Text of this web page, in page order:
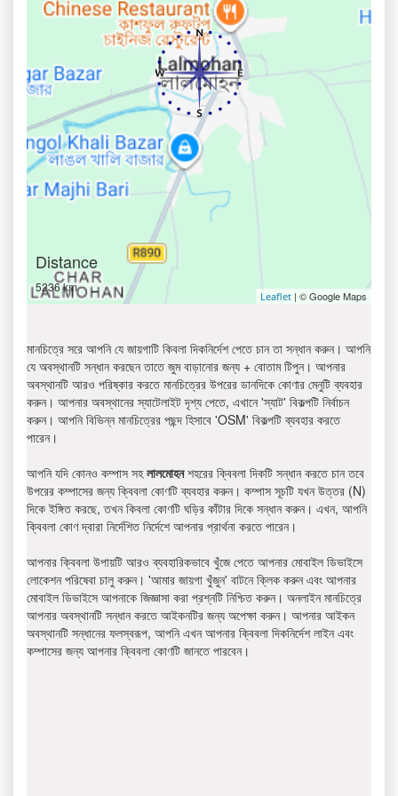
Distance
5236 km
Leaflet | © Google Maps
মানচিত্রে সরে আপনি যে জায়গাটি কিবলা দিকনির্দেশ পেতে চান তা সন্ধান করুন। আপনি
যে অবস্থানটি সন্ধান করছেন তাতে জুম বাড়ানোর জন্য + বোতাম টিপুন। আপনার
অবস্থানটি আরও পরিষ্কার করতে মানচিত্রের উপরের ডানদিকে কোণার মেনুটি ব্যবহার
করুন। আপনার অবস্থানের স্যাটেলাইট দৃশ্য পেতে, এখানে 'স্যাট' বিকল্পটি নির্বাচন
করুন। আপনি বিভিন্ন মানচিত্রের পছন্দ হিসাবে 'OSM' বিকল্পটি ব্যবহার করতে
পারেন।
আপনি যদি কোনও কম্পাস সহলালমোহনশহরের ক্বিবলা দিকটি সন্ধান করতে চান তবে
উপরের কম্পাসের জন্য ক্বিবলা কোণটি ব্যবহার করুন। কম্পাস সূচটি যখন উত্তর (N)
দিকে ইঙ্গিত করছে, তখন কিবলা কোণটি ঘড়ির কাঁটার দিকে সন্ধান করুন। এখন, আপনি
ক্বিবলা কোণ দ্বারা নির্দেশিত নির্দেশে আপনার প্রার্থনা করতে পারেন।
আপনার ক্বিবলা উপায়টি আরও ব্যবহারিকভাবে খুঁজে পেতে আপনার মোবাইল ডিভাইসে
লোকেশন পরিষেবা চালু করুন। 'আমার জায়গা খুঁজুন' বাটনে ক্লিক করুন এবং আপনার
মোবাইল ডিভাইসে আপনাকে জিজ্ঞাসা করা প্রশ্নটি নিশ্চিত করুন। অনলাইন মানচিত্রে
আপনার অবস্থানটি সন্ধান করতে আইকনটির জন্য অপেক্ষা করুন। আপনার আইকন
অবস্থানটি সন্ধানের ফলস্বরূপ, আপনি এখন আপনার ক্বিবলা দিকনির্দেশ লাইন এবং
কম্পাসের জন্য আপনার ক্বিবলা কোণটি জানতে পারবেন।